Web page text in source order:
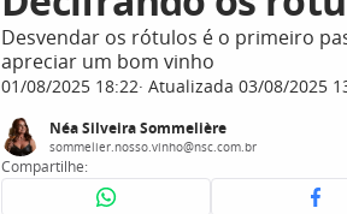
Desvendar os rótulos é o primeiro
apreciar um bom vinho
01/08/2025 18:22 Atualizada 03/08/2025
Néa Silveira Sommelière
sommelier.nosso.vinho@nsc.com.br
Compartilhe: